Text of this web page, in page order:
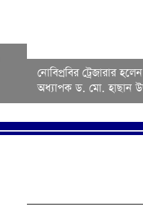
নোবিপ্রবির ট্রেজারার
অধ্যাপক ড. মো. হাছান